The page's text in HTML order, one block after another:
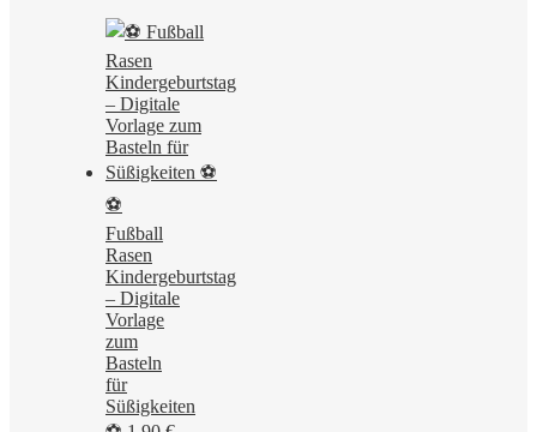
⚽
Fußball
Rasen
Kindergeburtstag
– Digitale
Vorlage
zum
Basteln
für
Süßigkeiten